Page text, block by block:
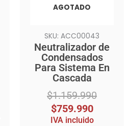
AGOTADO
SKU: ACC00043
Neutralizador de
Condensados
Para Sistema En
Cascada
$1.159.990
$759.990
IVA incluido